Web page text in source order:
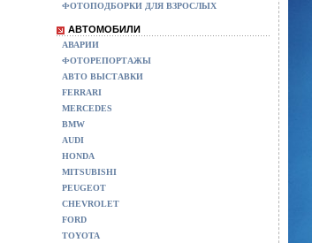
ФОТОПОДБОРКИ ДЛЯ ВЗРОСЛЫХ
АВТОМОБИЛИ
АВАРИИ
ФОТОРЕПОРТАЖЫ
АВТО ВЫСТАВКИ
FERRARI
MERCEDES
BMW
AUDI
HONDA
MITSUBISHI
PEUGEOT
CHEVROLET
FORD
TOYOTA